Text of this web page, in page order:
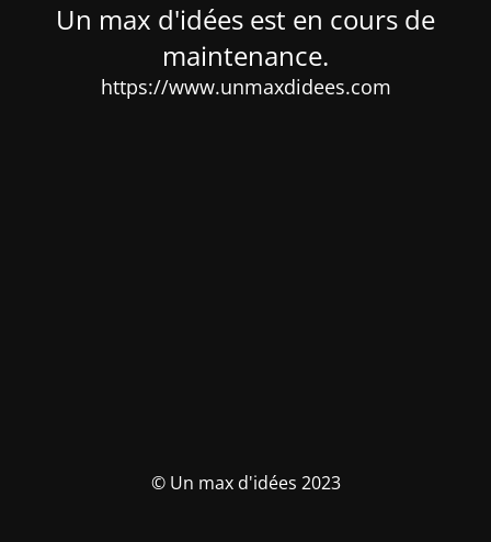
Un max d'idées est en cours de
maintenance.
https://www.unmaxdidees.com
© Un max d'idées 2023